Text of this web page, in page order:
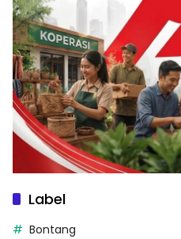
Label
Bontang